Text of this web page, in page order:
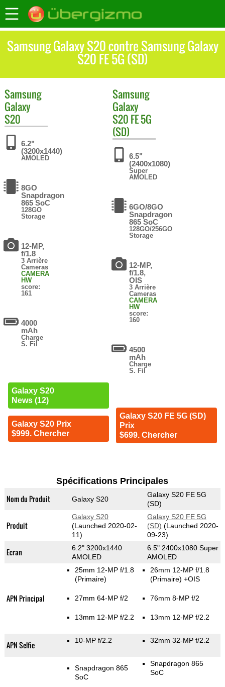
Samsung Galaxy S20 contre Samsung Galaxy
S20 FE 5G (SD)
Samsung
Galaxy
S20
6.2"
(3200x1440)
AMOLED
8GO
Snapdragon
865 SoC
128GO
Storage
12-MP,
f/1.8
3 Arrière
Cameras
CAMERA
HW
score:
161
4000
mAh
Charge
S. Fil
Galaxy S20
News (12)
Galaxy S20 Prix
$999. Chercher
Samsung
Galaxy
S20 FE 5G
(SD)
6.5"
(2400x1080)
Super
AMOLED
6GO/8GO
Snapdragon
865 SoC
128GO/256GO
Storage
12-MP,
f/1.8,
OIS
3 Arrière
Cameras
CAMERA
HW
score:
160
4500
mAh
Charge
S. Fil
Galaxy S20 FE 5G (SD)
Prix
$699. Chercher
Spécifications Principales
Nom du Produit Galaxy S20
Galaxy S20 FE 5G
(SD)
Produit
Galaxy S20
(Launched 2020-02-
11)
Galaxy S20 FE 5G
(SD) (Launched 2020-
09-23)
Ecran
6.2" 3200x1440
AMOLED
6.5" 2400x1080 Super
AMOLED
APN Principal
25mm 12-MP f/1.8
(Primaire)
27mm 64-MP f/2
13mm 12-MP f/2.2
26mm 12-MP f/1.8
(Primaire) +OIS
76mm 8-MP f/2
13mm 12-MP f/2.2
APN Selfie 10-MP f/2.2 32mm 32-MP f/2.2
Snapdragon 865
SoC
Snapdragon 865
SoC